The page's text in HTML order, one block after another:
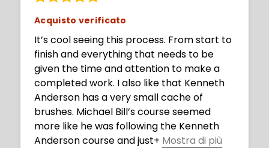
Acquisto verificato
It’s cool seeing this process. From start to
finish and everything that needs to be
given the time and attention to make a
completed work. I also like that Kenneth
Anderson has a very small cache of
brushes. Michael Bill’s course seemed
more like he was following the Kenneth
Anderson course and just+ Mostra di più